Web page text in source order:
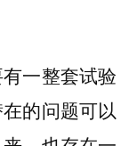
一整套试验
的问题可以